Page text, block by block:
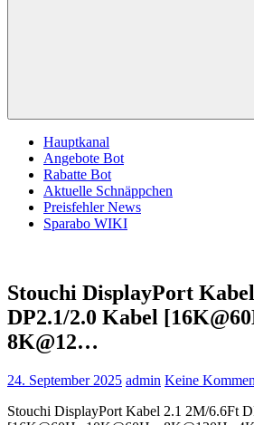
Hauptkanal
Angebote Bot
Rabatte Bot
Aktuelle Schnäppchen
Preisfehler News
Sparabo WIKI
Stouchi DisplayPort
DP2.1/2.0 Kabel
8K@12…
24. September 2025 admin Keine
Stouchi DisplayPort Kabel 2.1 2M/6.6Ft